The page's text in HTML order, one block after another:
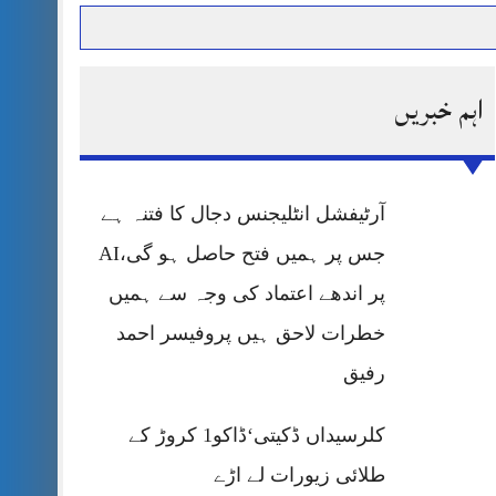
پر قربان
پریس کانفرنس
اہم خبریں
آرٹیفشل انٹلیجنس دجال کا فتنہ ہے
جس پر ہمیں فتح حاصل ہو گی،AI
پر اندھے اعتماد کی وجہ سے ہمیں
خطرات لاحق ہیں پروفیسر احمد
رفیق
کلرسیداں ڈکیتی‘ڈاکو1 کروڑ کے
طلائی زیورات لے اڑے